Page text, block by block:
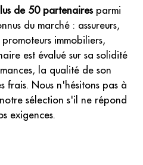
de 50 partenairesparmi
du marché : assureurs,
immobiliers,
est évalué sur sa solidité
la qualité de son
frais. Nous n'hésitons pas à
sélection s'il ne répond
exigences.